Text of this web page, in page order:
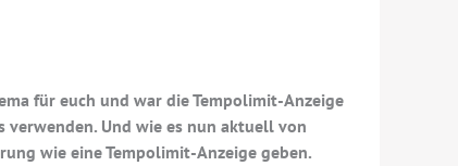
für euch und war die Tempolimit-Anzeige
verwenden. Und wie es nun aktuell von
wie eine Tempolimit-Anzeige geben.